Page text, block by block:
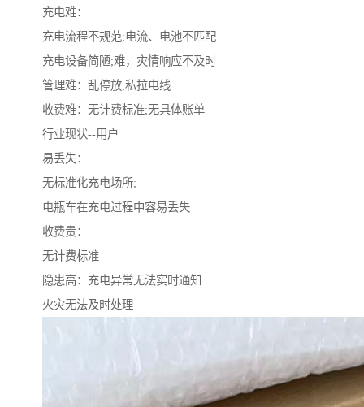
充电难：
充电流程不规范;电流、电池不匹配
充电设备简陋;难，灾情响应不及时
管理难：乱停放;私拉电线
收费难：无计费标准;无具体账单
行业现状--用户
易丢失：
无标准化充电场所;
电瓶车在充电过程中容易丢失
收费贵：
无计费标准
隐患高：充电异常无法实时通知
火灾无法及时处理